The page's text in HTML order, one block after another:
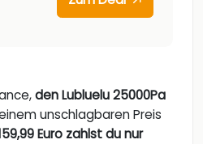
den Lubluelu 25000Pa
unschlagbaren Preis
Euro zahlst du nur